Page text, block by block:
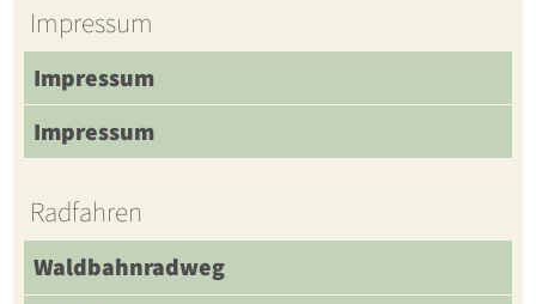
Impressum
Impressum
Impressum
Radfahren
Waldbahnradweg